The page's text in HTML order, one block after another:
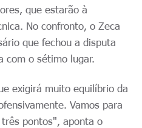
que estarão à
No confronto, o Zeca
que fechou a disputa
com o sétimo lugar.
exigirá muito equilíbrio da
Vamos para
pontos", aponta o